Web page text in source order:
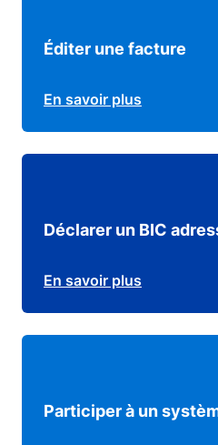
Éditer une facture
En savoir plus
Déclarer un BIC
En savoir plus
Participer à un